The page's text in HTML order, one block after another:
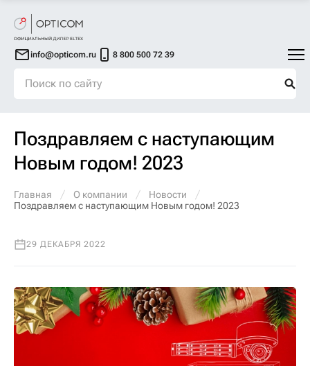
info@opticom.ru 8 800 500 72 39
Поздравляем с наступающим
Новым годом! 2023
Главная О компании
Новости
Поздравляем с наступающим Новым годом! 2023
29 ДЕКАБРЯ 2022